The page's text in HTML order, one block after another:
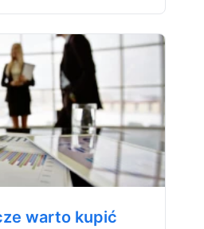
warto kupić